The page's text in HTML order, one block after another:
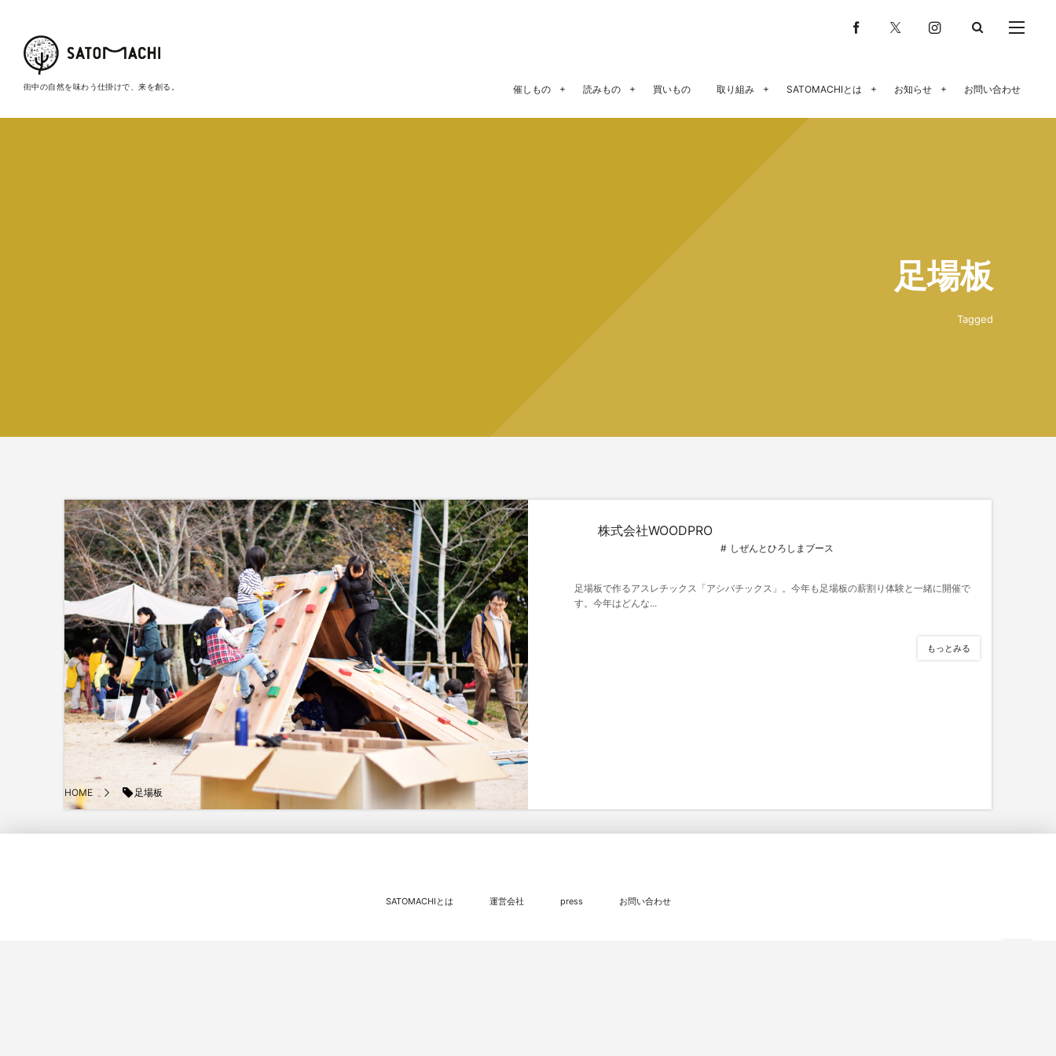
街中の自然を味わう仕掛けで、来を創る。 催しもの 読みもの 買いもの 取り組み SATOMACHIとは お知らせ お問い合わせ
足場板
Tagged
株式会社WOODPRO
しぜんとひろしまブース
足場板で作るアスレチックス「アシバチックス」。今年も足場板の薪割り体験と一緒に開催で
す。今年はどんな...
もっとみる
HOME 足場板
SATOMACHIとは 運営会社 press お問い合わせ